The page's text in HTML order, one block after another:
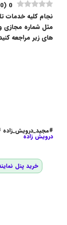
0
(
0
نجام کلیه خدمات
مثل شماره مجازی
های زیر مراجعه
#مجید_درویش_زاده
درویش زاده
خرید پنل